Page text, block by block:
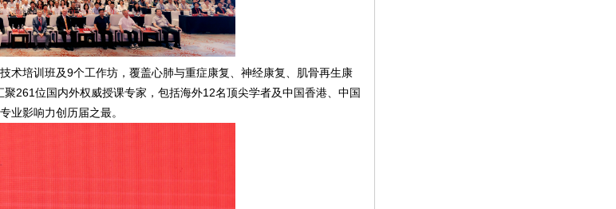
培训班及9个工作坊，覆盖心肺与重症康复、神经康复、 肌骨再生康
261位国内外权威授课专家，包括海外12名顶尖学者及中国香港、中国
业影响力创历届之最。